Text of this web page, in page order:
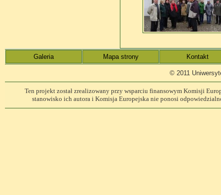
Galeria Mapa strony Kontakt
© 2011
Ten projekt został zrealizowany przy wsparciu finansowym Komisji
stanowisko ich autora i Komisja Europejska nie ponosi